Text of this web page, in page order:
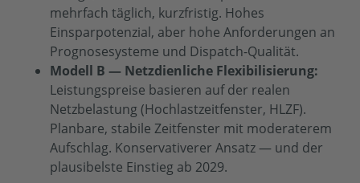
mehrfach täglich, kurzfristig. Hohes
Einsparpotenzial, aber hohe Anforderungen an
Prognosesysteme und Dispatch-Qualität.
Modell B — Netzdienliche Flexibilisierung:
Leistungspreise basieren auf der realen
Netzbelastung (Hochlastzeitfenster, HLZF).
Planbare, stabile Zeitfenster mit moderaterem
Aufschlag. Konservativerer Ansatz — und der
plausibelste Einstieg ab 2029.